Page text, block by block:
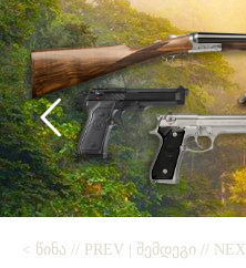
< ᲬᲘᲜᲐ // PREV ᲨᲔᲛᲓᲔᲒᲘ //